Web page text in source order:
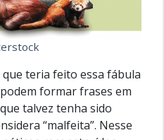
teria feito essa fábula
formar frases em
talvez tenha sido
“malfeita”. Nesse